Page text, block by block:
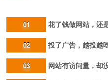
01 花了钱做网站，还
02 投了广告，越投越
03 网站有访问量，却